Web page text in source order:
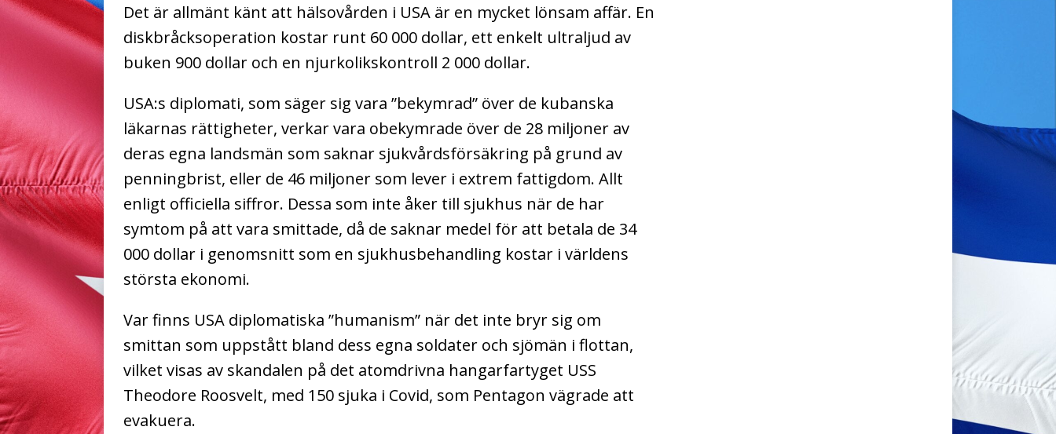
Det är allmänt känt att hälsovården i USA är en mycket lönsam affär. En
diskbråcksoperation kostar runt 60 000 dollar, ett enkelt ultraljud av
buken 900 dollar och en njurkolikskontroll 2 000 dollar.
USA:s diplomati, som säger sig vara ”bekymrad” över de kubanska
läkarnas rättigheter, verkar vara obekymrade över de 28 miljoner av
deras egna landsmän som saknar sjukvårdsförsäkring på grund av
penningbrist, eller de 46 miljoner som lever i extrem fattigdom. Allt
enligt officiella siffror. Dessa som inte åker till sjukhus när de har
symtom på att vara smittade, då de saknar medel för att betala de 34
000 dollar i genomsnitt som en sjukhusbehandling kostar i världens
största ekonomi.
Var finns USA diplomatiska ”humanism” när det inte bryr sig om
smittan som uppstått bland dess egna soldater och sjömän i flottan,
vilket visas av skandalen på det atomdrivna hangarfartyget USS
Theodore Roosvelt, med 150 sjuka i Covid, som Pentagon vägrade att
evakuera.